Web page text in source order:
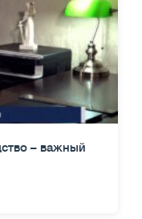
– важный